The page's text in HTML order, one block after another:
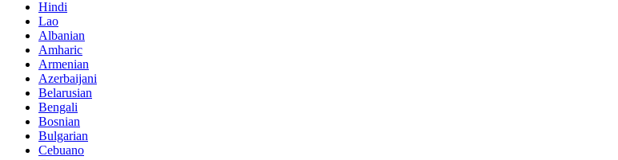
Hindi
Lao
Albanian
Amharic
Armenian
Azerbaijani
Belarusian
Bengali
Bosnian
Bulgarian
Cebuano